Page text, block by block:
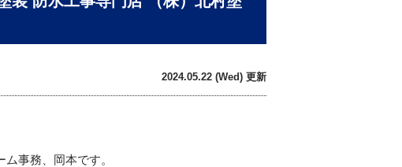
2024.05.22 (Wed) 更新
事務、岡本です。